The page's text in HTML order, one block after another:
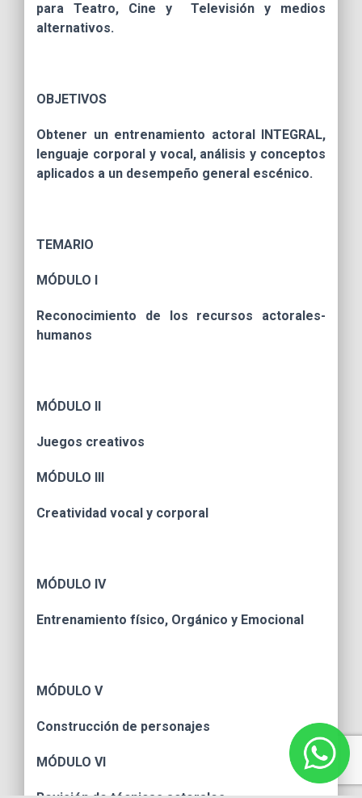
para Teatro, Cine y Televisión y medios
alternativos.
OBJETIVOS
Obtener un entrenamiento actoral INTEGRAL,
lenguaje corporal y vocal, análisis y conceptos
aplicados a un desempeño general escénico.
TEMARIO
MÓDULO I
Reconocimiento de los recursos actorales-
humanos
MÓDULO II
Juegos creativos
MÓDULO III
Creatividad vocal y corporal
MÓDULO IV
Entrenamiento físico, Orgánico y Emocional
MÓDULO V
Construcción de personajes
MÓDULO VI